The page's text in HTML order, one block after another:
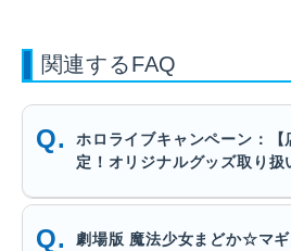
関連するFAQ
ホロライブキャンペーン：【
定！オリジナルグッズ取り扱
劇場版 魔法少女まどか☆マギ